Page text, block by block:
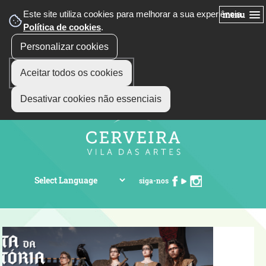
Este site utiliza cookies para melhorar a sua experiência.
Política de cookies.
Personalizar cookies
Aceitar todos os cookies
Desativar cookies não essenciais
menu
siga-nos